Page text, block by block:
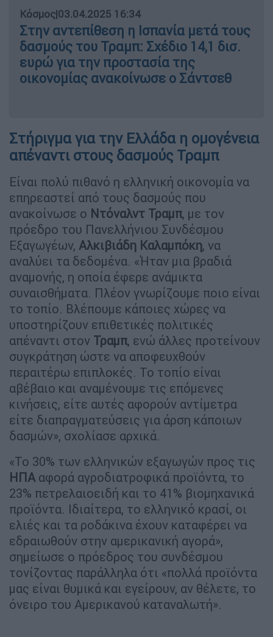
Κόσμος|03.04.2025 16:34
Στην αντεπίθεση η Ισπανία μετά τους
δασμούς του Τραμπ: Σχέδιο 14,1 δισ.
ευρώ για την προστασία της
οικονομίας ανακοίνωσε ο Σάντσεθ
Στήριγμα για την Ελλάδα η ομογένεια
απέναντι στους δασμούς Τραμπ
Είναι πολύ πιθανό η ελληνική οικονομία να
επηρεαστεί από τους δασμούς που
ανακοίνωσε ο Ντόναλντ Τραμπ, με τον
πρόεδρο του Πανελλήνιου Συνδέσμου
Εξαγωγέων, Αλκιβιάδη Καλαμπόκη, να
αναλύει τα δεδομένα. «Ήταν μια βραδιά
αναμονής, η οποία έφερε ανάμικτα
συναισθήματα. Πλέον γνωρίζουμε ποιο είναι
το τοπίο. Βλέπουμε κάποιες χώρες να
υποστηρίζουν επιθετικές πολιτικές
απέναντι στον Τραμπ, ενώ άλλες προτείνουν
συγκράτηση ώστε να αποφευχθούν
περαιτέρω επιπλοκές. Το τοπίο είναι
αβέβαιο και αναμένουμε τις επόμενες
κινήσεις, είτε αυτές αφορούν αντίμετρα
είτε διαπραγματεύσεις για άρση κάποιων
δασμών», σχολίασε αρχικά.
«Το 30% των ελληνικών εξαγωγών προς τις
ΗΠΑ αφορά αγροδιατροφικά προϊόντα, το
23% πετρελαιοειδή και το 41% βιομηχανικά
προϊόντα. Ιδιαίτερα, το ελληνικό κρασί, οι
ελιές και τα ροδάκινα έχουν καταφέρει να
εδραιωθούν στην αμερικανική αγορά»,
σημείωσε ο πρόεδρος του συνδέσμου
τονίζοντας παράλληλα ότι «πολλά προϊόντα
μας είναι θυμικά και εγείρουν, αν θέλετε, το
όνειρο του Αμερικανού καταναλωτή».